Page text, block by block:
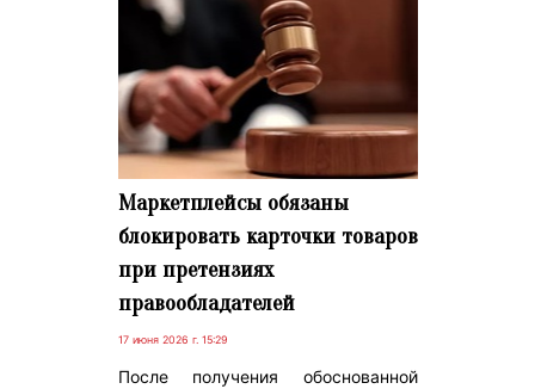
Маркетплейсы обязаны
блокировать карточки товаров
при претензиях
правообладателей
17 июня 2026 г. 15:29
После получения обоснованной